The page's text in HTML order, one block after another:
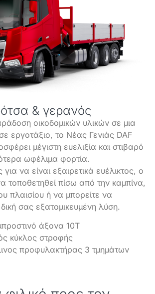
& γερανός
οικοδομικών υλικών σε μια
εργοτάξιο, το Νέας Γενιάς DAF
μέγιστη ευελιξία και στιβαρό
ωφέλιμα φορτία.
να είναι εξαιρετικά ευέλικτος, ο
τοποθετηθεί πίσω από την καμπίνα,
πλαισίου ή να μπορείτε να
σας εξατομικευμένη λύση.
άξονα 10Τ
κύκλος στροφής
προφυλακτήρας 3 τμημάτων